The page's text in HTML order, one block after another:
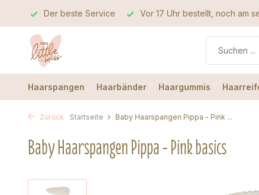
Service Vor 17 Uhr bestellt, noch am selben Tag
Haarspangen Haarbänder Haargummis
Zurück Startseite Baby Haarspangen Pippa - Pink ...
Baby Haarspangen Pippa - Pink basics